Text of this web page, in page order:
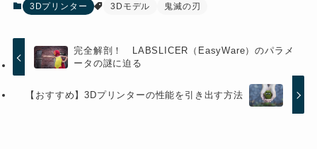
3Dプリンター 3Dモデル 鬼滅の刃
完全解剖！ LABSLICER（EasyWare）のパラメ
ータの謎に迫る
【おすすめ】3Dプリンターの性能を引き出す方法